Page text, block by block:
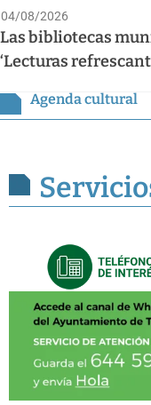
04/08/2026
Las bibliotecas
‘Lecturas
Agenda cultural